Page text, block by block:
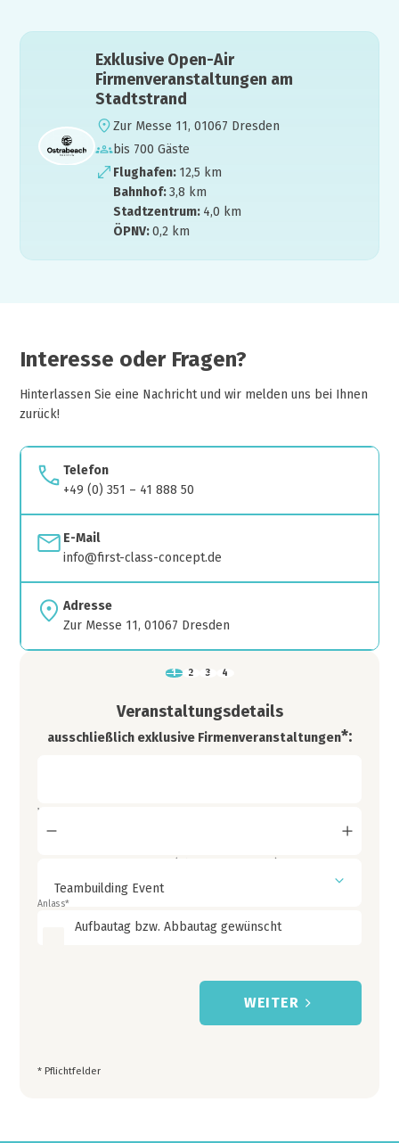
Exklusive Open-Air
Firmenveranstaltungen am
Stadtstrand
Zur Messe 11, 01067 Dresden
bis 700 Gäste
Flughafen: 12,5 km
Bahnhof:3,8 km
Stadtzentrum: 4,0 km
ÖPNV:0,2 km
Interesse oder Fragen?
Hinterlassen Sie eine Nachricht und wir melden uns bei Ihnen
zurück!
Telefon
+49 (0) 351 – 41 888 50
E-Mail
info@first-class-concept.de
Adresse
Zur Messe 11, 01067 Dresden
Veranstaltungsdetails
ausschließlich exklusive Firmenveranstaltungen*:
Wann ?
Anlass*
Aufbautag bzw. Abbautag gewünscht
WEITER
* Pflichtfelder